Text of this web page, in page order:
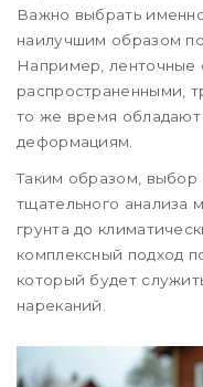
Важно выбрать
наилучшим образом
Например, ленточные
распространенными,
то же время
деформациям.
Таким образом,
тщательного анализа
грунта до
комплексный подход
который будет
нареканий.